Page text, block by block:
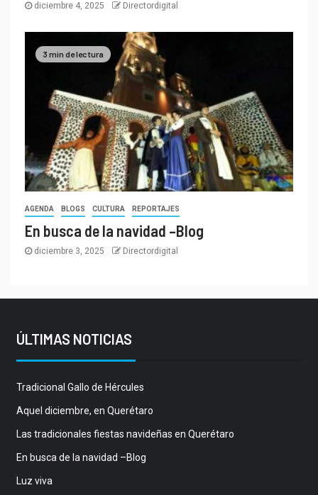
diciembre 4, 2025 Directordigital
3 min de lectura
AGENDA BLOGS CULTURA REPORTAJES
En busca de la navidad –Blog
diciembre 3, 2025 Directordigital
ÚLTIMAS NOTICIAS
Tradicional Gallo de Hércules
Aquel diciembre, en Querétaro
Las tradicionales fiestas navideñas en Querétaro
En busca de la navidad –Blog
Luz viva